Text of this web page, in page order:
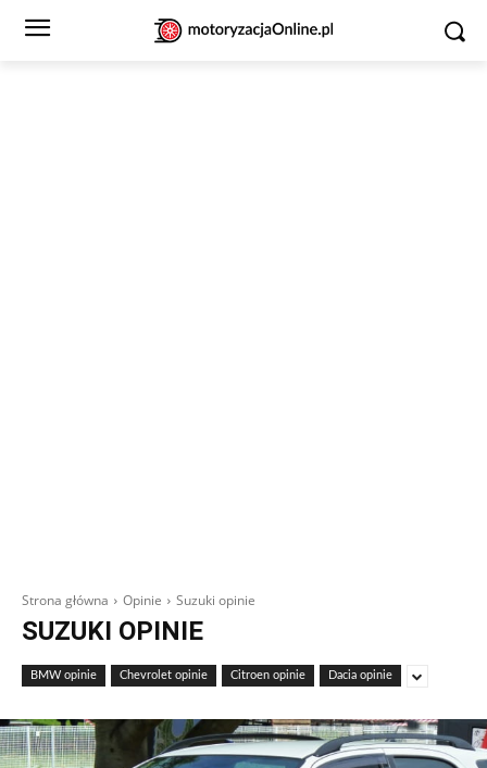
Strona główna Opinie Suzuki opinie
SUZUKI OPINIE
BMW opinie Chevrolet opinie Citroen opinie Dacia opinie